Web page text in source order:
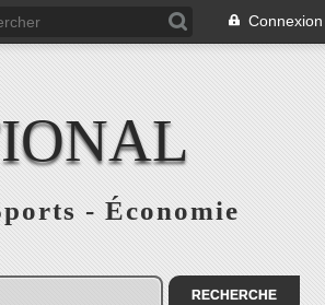
Connexion
- Économie